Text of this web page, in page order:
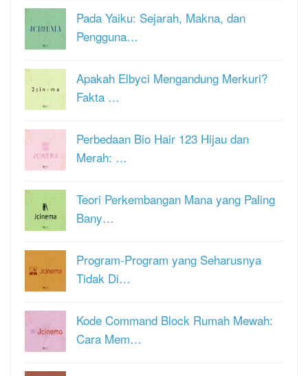
Pada Yaiku: Sejarah, Makna, dan
Pengguna…
Apakah Elbyci Mengandung Merkuri?
Fakta …
Perbedaan Bio Hair 123 Hijau dan
Merah: …
Teori Perkembangan Mana yang Paling
Bany…
Program-Program yang Seharusnya
Tidak Di…
Kode Command Block Rumah Mewah:
Cara Mem…